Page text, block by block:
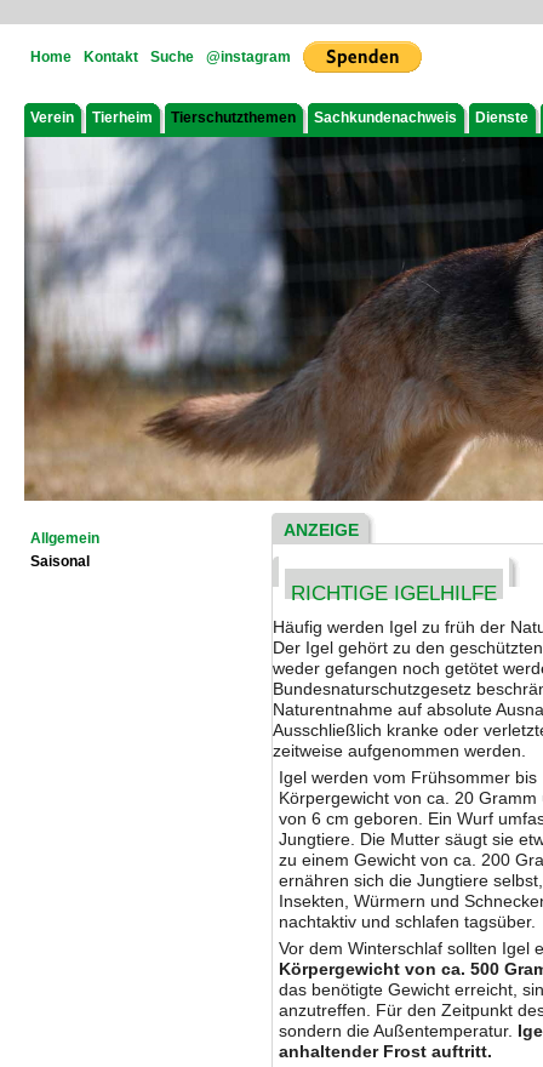
Home Kontakt Suche @instagram
Verein Tierheim Tierschutzthemen Sachkundenachweis Dienste
Allgemein
Saisonal
ANZEIGE
RICHTIGE IGELHILFE
Häufig werden Igel zu früh der
Der Igel gehört zu den
weder gefangen noch getötet
Bundesnaturschutzgesetz
Naturentnahme auf absolute
Ausschließlich kranke oder
zeitweise aufgenommen werden.
Igel werden vom Frühsommer
Körpergewicht von ca. 20
von 6 cm geboren. Ein Wurf
Jungtiere. Die Mutter säugt sie
zu einem Gewicht von ca. 200
ernähren sich die Jungtiere
Insekten, Würmern und
nachtaktiv und schlafen tagsüber.
Vor dem Winterschlaf sollten Igel
Körpergewicht von ca. 500
das benötigte Gewicht erreicht,
anzutreffen. Für den Zeitpunkt
sondern die Außentemperatur.
anhaltender Frost auftritt.